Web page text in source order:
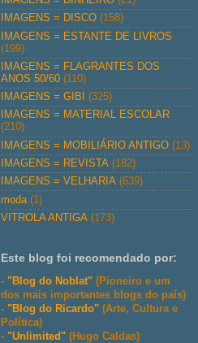
IMAGENS = DISCO (158)
IMAGENS = ESTANTE DE LIVROS
(199)
IMAGENS = FLAGRANTES DOS
ANOS 50/60 (110)
IMAGENS = GIBI
(325)
IMAGENS = MATERIAL ESCOLAR
(210)
IMAGENS = MOBILIÁRIO ANTIGO (13)
IMAGENS = REVISTA (182)
IMAGENS = VELHARIA (639)
moda (1)
VITROLA ANTIGA (173)
Este blog foi recomendado por:
- "Blog do Noblat" (Pioneiro e um
dos mais importantes blogs do país)
- "Blog do Ricardo" (Arte, Cultura e
Política)
- "Unlimited" (Hugo Caldas)